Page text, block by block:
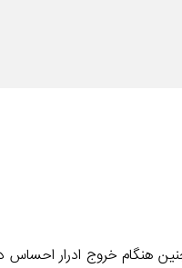
مشکل تکرر ادرار دارم و همچنین هنگام خروج